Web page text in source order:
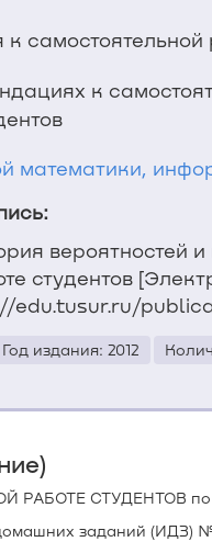
самостоятельной
к
математики,
вероятностей
студентов
edu.tusur.ru/
Год издания: 2012
РАБОТЕ СТУДЕНТОВ по
заданий (ИДЗ)